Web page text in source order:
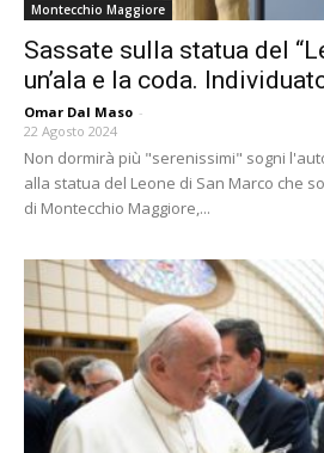
Montecchio Maggiore
Sassate sulla statua del
un’ala e la coda.
Omar Dal Maso -
22 Agosto 2024
Non dormirà più "serenissimi" sogni
alla statua del Leone di San Marco che
di Montecchio Maggiore,...